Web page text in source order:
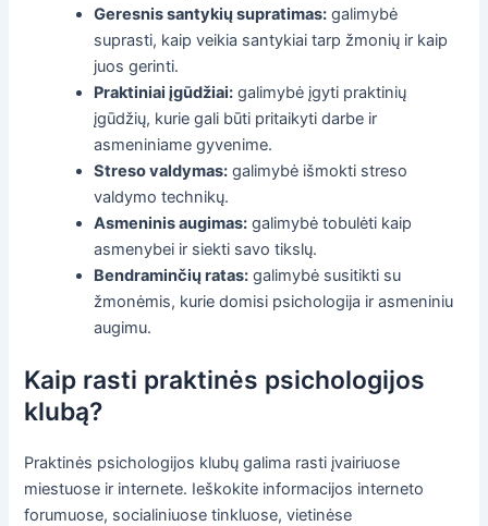
Geresnis santykių supratimas: galimybė
suprasti, kaip veikia santykiai tarp žmonių ir kaip
juos gerinti.
Praktiniai įgūdžiai: galimybė įgyti praktinių
įgūdžių, kurie gali būti pritaikyti darbe ir
asmeniniame gyvenime.
Streso valdymas: galimybė išmokti streso
valdymo technikų.
Asmeninis augimas: galimybė tobulėti kaip
asmenybei ir siekti savo tikslų.
Bendraminčių ratas: galimybė susitikti su
žmonėmis, kurie domisi psichologija ir asmeniniu
augimu.
Kaip rasti praktinės psichologijos
klubą?
Praktinės psichologijos klubų galima rasti įvairiuose
miestuose ir internete. Ieškokite informacijos interneto
forumuose, socialiniuose tinkluose, vietinėse